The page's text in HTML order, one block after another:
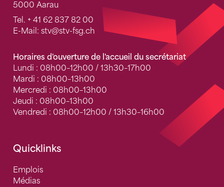
5000 Aarau
Tel. + 41 62 837 82 00
E-Mail: stv@stv-fsg.ch
Horaires d'ouverture de l'accueil du secrétariat
Lundi : 08h00–12h00 / 13h30–17h00
Mardi : 08h00–13h00
Mercredi : 08h00–13h00
Jeudi : 08h00–13h00
Vendredi : 08h00–12h00 / 13h30–16h00
Quicklinks
Emplois
Médias